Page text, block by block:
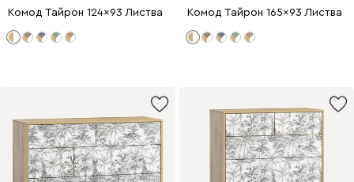
Комод Тайрон 124x93 Листва Комод Тайрон 165x93 Листва